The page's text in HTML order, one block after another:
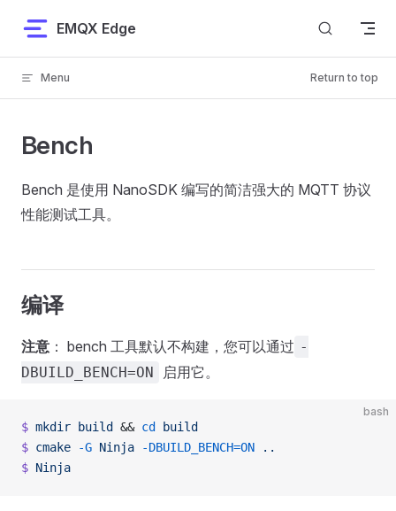
Skip to content
EMQX Edge
Menu Return to top
Bench
Bench 是使用 NanoSDK 编写的简洁强大的 MQTT 协议
性能测试工具。
编译
注意 ： bench 工具默认不构建，您可以通过 -
DBUILD_BENCH=ON
启用它。
bash
$ mkdir build && cd
build
$ cmake -G Ninja -DBUILD_BENCH=ON ..
$ Ninja